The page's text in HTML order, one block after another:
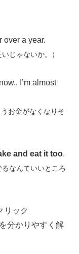
over a year.
じゃないか。）
I’m almost
お金がなくなりそ
and eat it too.
なんていいところ
リック
分かりやすく解